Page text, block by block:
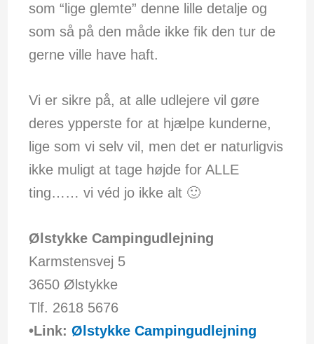
som “lige glemte” denne lille detalje og
som så på den måde ikke fik den tur de
gerne ville have haft.
Vi er sikre på, at alle udlejere vil gøre
deres ypperste for at hjælpe kunderne,
lige som vi selv vil, men det er naturligvis
ikke muligt at tage højde for ALLE
ting…… vi véd jo ikke alt 🙂
Ølstykke Campingudlejning
Karmstensvej 5
3650 Ølstykke
Tlf. 2618 5676
•Link: Ølstykke Campingudlejning